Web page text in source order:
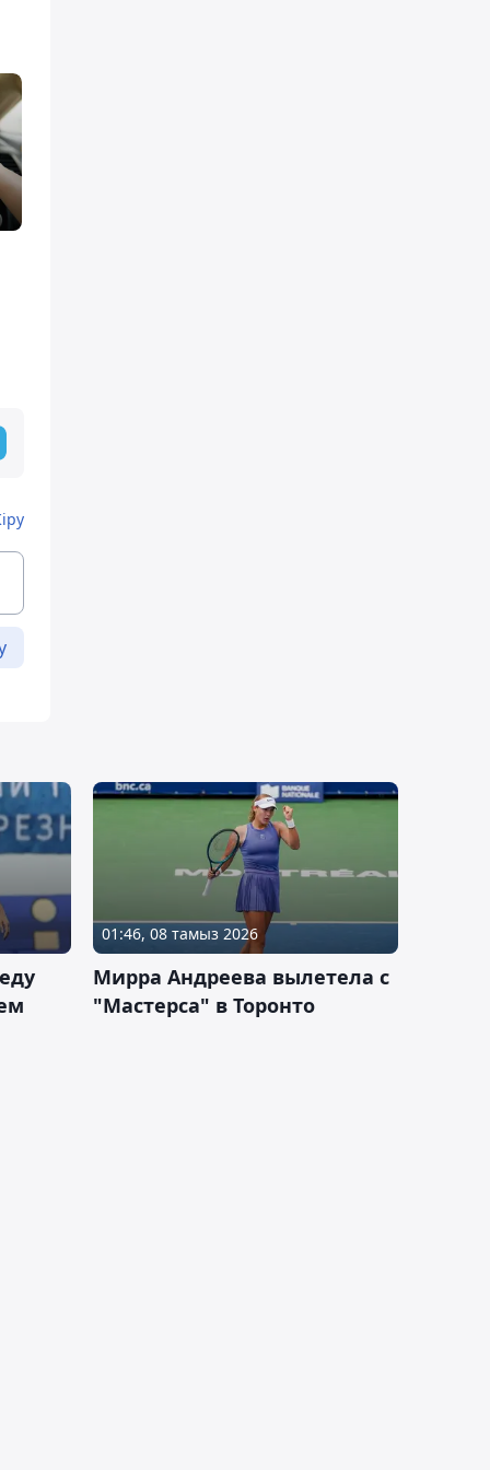
01:46, 08 тамыз 2026
Мирра Андреева вылетела с
"Мастерса" в Торонто